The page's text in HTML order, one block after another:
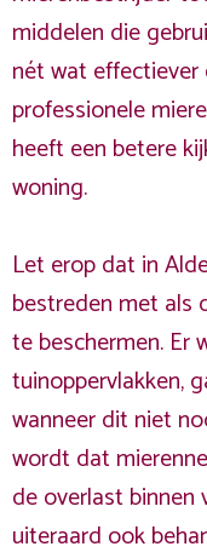
middelen die
nét wat effectiever
professionele
heeft een betere
woning.
Let erop dat in
bestreden met als
te beschermen. Er
tuinoppervlakken,
wanneer dit niet
wordt dat
de overlast binnen
uiteraard ook